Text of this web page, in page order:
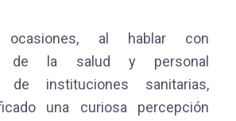
ocasiones, al hablar con
de la salud y personal
de instituciones sanitarias,
una curiosa percepción